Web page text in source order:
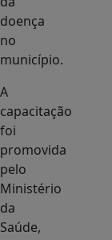
doença
no
município.
A
capacitação
foi
promovida
pelo
Ministério
da
Saúde,